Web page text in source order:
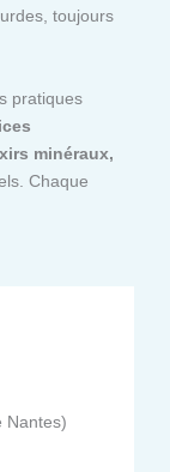
toujours
pratiques
minéraux,
Chaque
Nantes)